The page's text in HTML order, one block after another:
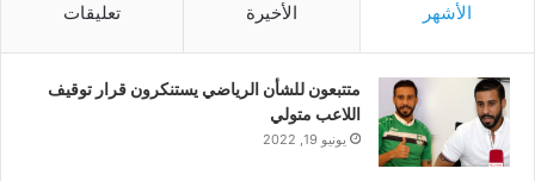
الأشهر الأخيرة تعليقات
متتبعون للشأن الرياضي يستنكرون قرار توقيف
اللاعب متولي
يونيو 19, 2022